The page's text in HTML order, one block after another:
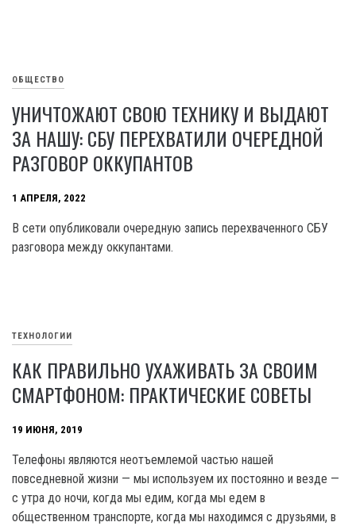
ОБЩЕСТВО
УНИЧТОЖАЮТ СВОЮ ТЕХНИКУ И ВЫДАЮТ
ЗА НАШУ: СБУ ПЕРЕХВАТИЛИ ОЧЕРЕДНОЙ
РАЗГОВОР ОККУПАНТОВ
1 АПРЕЛЯ, 2022
В сети опубликовали очередную запись перехваченного СБУ
разговора между оккупантами.
ТЕХНОЛОГИИ
КАК ПРАВИЛЬНО УХАЖИВАТЬ ЗА СВОИМ
СМАРТФОНОМ: ПРАКТИЧЕСКИЕ СОВЕТЫ
19 ИЮНЯ, 2019
Телефоны являются неотъемлемой частью нашей
повседневной жизни — мы используем их постоянно и везде —
с утра до ночи, когда мы едим, когда мы едем в
общественном транспорте, когда мы находимся с друзьями, в